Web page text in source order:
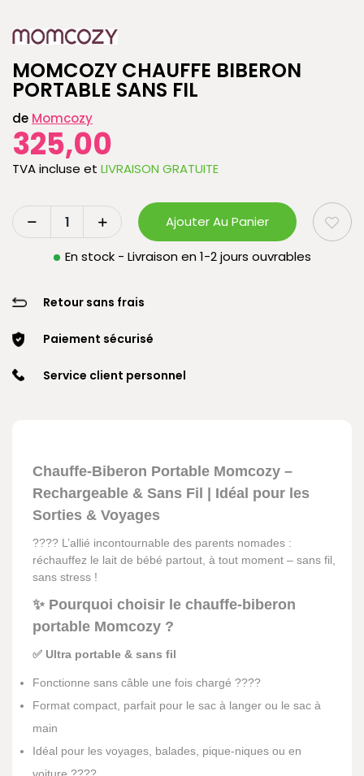
MOMCOZY CHAUFFE BIBERON
PORTABLE SANS FIL
de Momcozy
325,00
TVA incluse et LIVRAISON GRATUITE
Ajouter Au Panier
En stock - Livraison en 1-2 jours ouvrables
Retour sans frais
Paiement sécurisé
Service client personnel
Chauffe-Biberon Portable Momcozy –
Rechargeable & Sans Fil | Idéal pour les
Sorties & Voyages
???? L’allié incontournable des parents nomades :
réchauffez le lait de bébé partout, à tout moment – sans fil,
sans stress !
✨ Pourquoi choisir le chauffe-biberon
portable Momcozy ?
✅ Ultra portable & sans fil
Fonctionne sans câble une fois chargé ????
Format compact, parfait pour le sac à langer ou le sac à
main
Idéal pour les voyages, balades, pique-niques ou en